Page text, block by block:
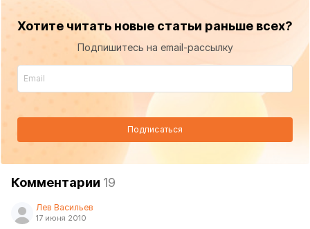
Хотите читать новые статьи раньше всех?
Подпишитесь на email-рассылку
Подписаться
Комментарии 19
Лев Васильев
17 июня 2010